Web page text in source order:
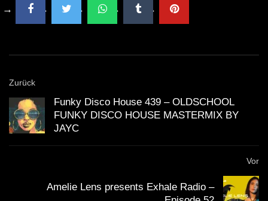
Zurück
Funky Disco House 439 – OLDSCHOOL
FUNKY DISCO HOUSE MASTERMIX BY
JAYC
Vor
Amelie Lens presents Exhale Radio –